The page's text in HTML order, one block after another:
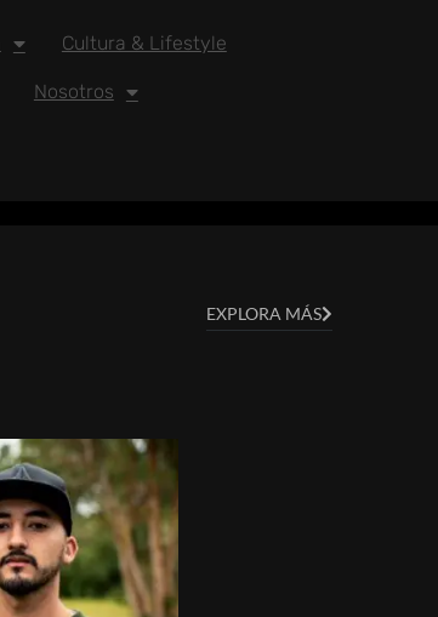
Cultura & Lifestyle
Nosotros
EXPLORA MÁS